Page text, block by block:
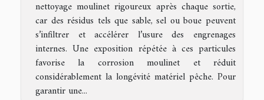
nettoyage moulinet rigoureux après chaque sortie,
car des résidus tels que sable, sel ou boue peuvent
s’infiltrer et accélérer l’usure des engrenages
internes. Une exposition répétée à ces particules
favorise la corrosion moulinet et réduit
considérablement la longévité matériel pêche. Pour
garantir une...